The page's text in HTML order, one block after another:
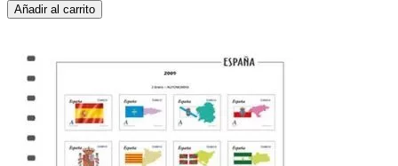
Añadir al carrito